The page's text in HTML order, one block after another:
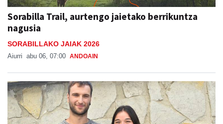
Sorabilla Trail, aurtengo jaietako berrikuntza
nagusia
SORABILLAKO JAIAK 2026
Aiurri abu 06, 07:00 ANDOAIN